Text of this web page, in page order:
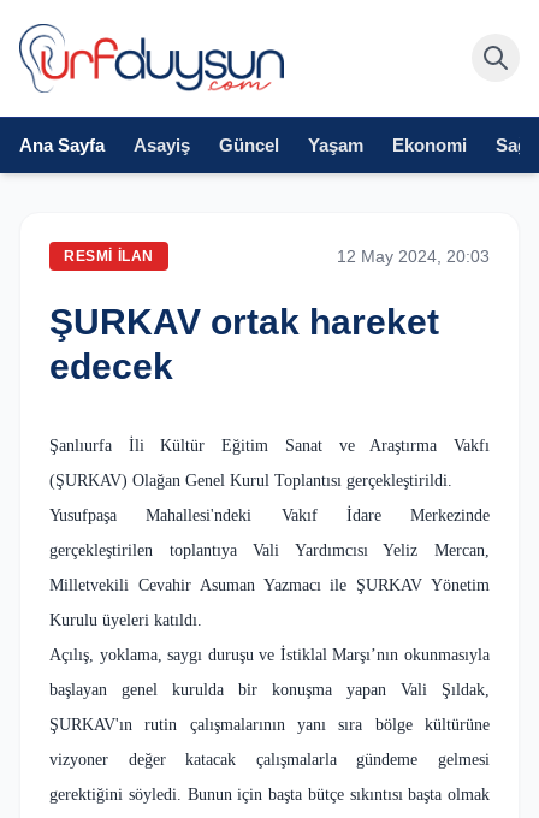
Ana Sayfa Asayiş Güncel Yaşam Ekonomi
RESMI İLAN 12 May 2024, 20:03
ŞURKAV ortak hareket
edecek
Şanlıurfa İli Kültür Eğitim Sanat ve Araştırma Vakfı
(ŞURKAV) Olağan Genel Kurul Toplantısı gerçekleştirildi.
Yusufpaşa Mahallesi'ndeki Vakıf İdare Merkezinde
gerçekleştirilen toplantıya Vali Yardımcısı Yeliz Mercan,
Milletvekili Cevahir Asuman Yazmacı ile ŞURKAV Yönetim
Kurulu üyeleri katıldı.
Açılış, yoklama, saygı duruşu ve İstiklal Marşı’nın okunmasıyla
başlayan genel kurulda bir konuşma yapan Vali Şıldak,
ŞURKAV'ın rutin çalışmalarının yanı sıra bölge kültürüne
vizyoner değer katacak çalışmalarla gündeme gelmesi
gerektiğini söyledi. Bunun için başta bütçe sıkıntısı başta olmak